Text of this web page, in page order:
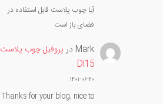
آیا چوب پلاست قابل استفاده در
فضای باز است
Mark در پروفیل چوب پلاست
Dl15
۱۴۰۱-۰۶-۲۰
Thanks for your blog, nice to